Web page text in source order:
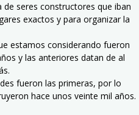
seres constructores que iban
exactos y para organizar la
estamos considerando fueron
y las anteriores datan de al
fueron las primeras, por lo
hace unos veinte mil años.